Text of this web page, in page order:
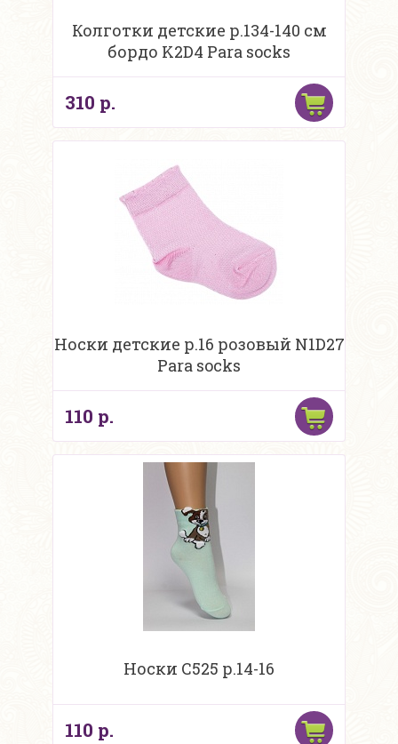
Колготки детские р.134-140 см
бордо K2D4 Para socks
310 р.
Носки детские р.16 розовый N1D27
Para socks
110 р.
Носки С525 р.14-16
110 р.